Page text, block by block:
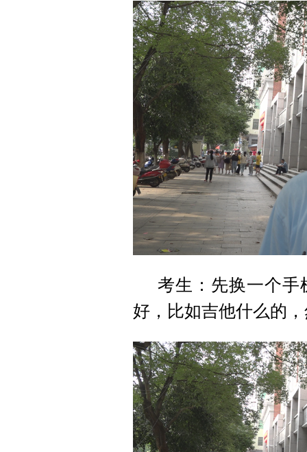
考生：先换一个手
好，比如吉他什么的